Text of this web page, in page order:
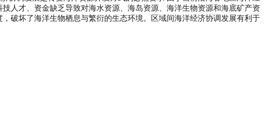
人才、资金缺乏导致对海水资源、海岛资源、海洋生物资源和海底矿产资
破坏了海洋生物栖息与繁衍的生态环境。区域间海洋经济协调发展有利于